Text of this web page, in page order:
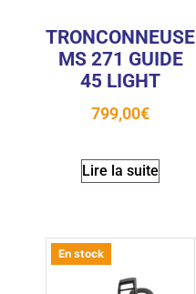
TRONCONNEUSE
MS 271 GUIDE
45 LIGHT
799,00€
Lire la suite
En stock